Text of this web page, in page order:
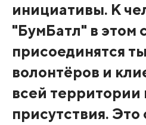
инициативы. К
"БумБатл" в этом
присоединятся
волонтёров и
всей территории
присутствия. Это